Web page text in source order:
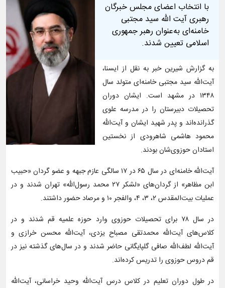
با انتخاب اعضای مجلس خبرگان
رهبری آیت الله سید مجتبی
خامنه‌ای به‌عنوان رهبر جمهوری
اسلامی تعیین شدند.
به گزارش شیرین خبر به نقل از ایسنا،
آیت‌الله سید مجتبی خامنه‌ای متولد سال
۱۳۴۸ در مشهد است. ایشان دوران
تحصیلات دبیرستان را در مدرسه علوی
گذرانده‌اند و پدر شهید ایشان و آیت‌الله
محمود هاشمی شاهرودی از نخستین
استادان حوزوی‌شان بودند.
آیت‌الله خامنه‌ای در سال ۶۵ در ۱۷ سالگی عازم جبهه و عضو گردان «حبیب
ابن مظاهر» از گردان‌های «لشکر ۲۷ محمد رسول‌الله» تهران شدند و در
عملیات بیت‌المقدس ۲، ۳، ۴، والفجر ۱۰ و مرصاد حضور داشتند.
در سال ۷۸ برای تحصیلات حوزوی وارد حوزه علمیه قم شدند و در
کلاس‌های آیت‌الله محمدتقی مصباح یزدی، آیت‌الله محسن خرازی و
آیت‌الله لطف‌الله صافی گلپایگانی حاضر شدند و در سال‌های گذشته نیز در
قم دروس حوزوی را تدریس کرده‌اند.
در طول دوران تعلیم در کلاس درس آیت‌الله‌ وحید خراسانی، آیت‌الله